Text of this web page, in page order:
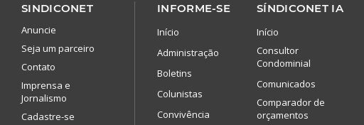
SINDICONET
Anuncie
Seja um parceiro
Contato
Imprensa e
Jornalismo
Cadastre-se
INFORME-SE
Início
Administração
Boletins
Colunistas
Convivência
SÍNDICONET IA
Início
Consultor
Condominial
Comunicados
Comparador de
orçamentos